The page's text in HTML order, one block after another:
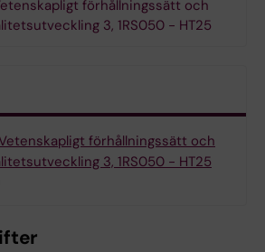
förhållningssätt och
3, 1RS050 - HT25
förhållningssätt och
3, 1RS050 - HT25